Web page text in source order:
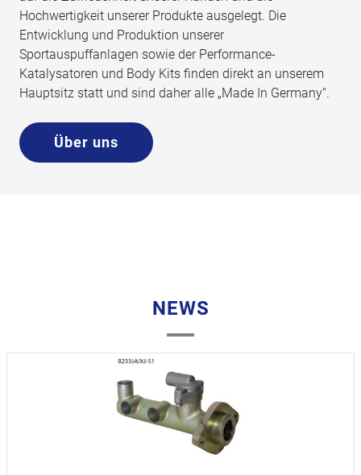
Hochwertigkeit unserer Produkte ausgelegt. Die
Entwicklung und Produktion unserer
Sportauspuffanlagen sowie der Performance-
Katalysatoren und Body Kits finden direkt an unserem
Hauptsitz statt und sind daher alle „Made In Germany“.
Über uns
NEWS